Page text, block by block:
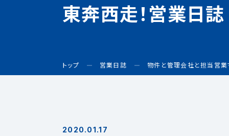
東奔西走！営業日誌
トップ 営業日誌 物件と管理会社と担当営業
2020.01.17